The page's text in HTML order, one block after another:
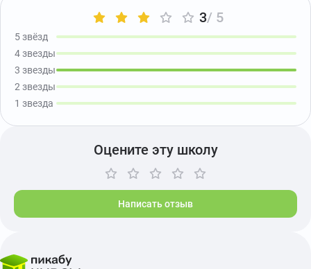
3/ 5
5 звёзд
4 звезды
3 звезды
2 звезды
1 звезда
Оцените эту школу
Написать отзыв